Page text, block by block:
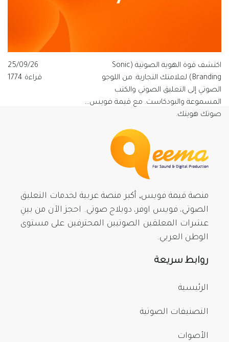
اكتشف قوة الهوية الصوتية (Sonic
Branding) لعلامتك التجارية: من اللوجو
الصوتي إلى التعليق الصوتي والكتب
المسموعة والبودكاست. مع قيمة فويس…
صوتك هويتك.
25/09/26
قراءة 1774
منصة قيمة فويس, أكبر منصة عربية لخدمات التعليق
الصوتي، فويس اوفر، دوبلاج صوتي. احجز الآن من بينِ
عشرات المعلقين الصوتيين المحترفين على مستوى
الوطن العربي.
روابط سريعة
الرئيسية
التصنيفات الصوتية
الأصوات